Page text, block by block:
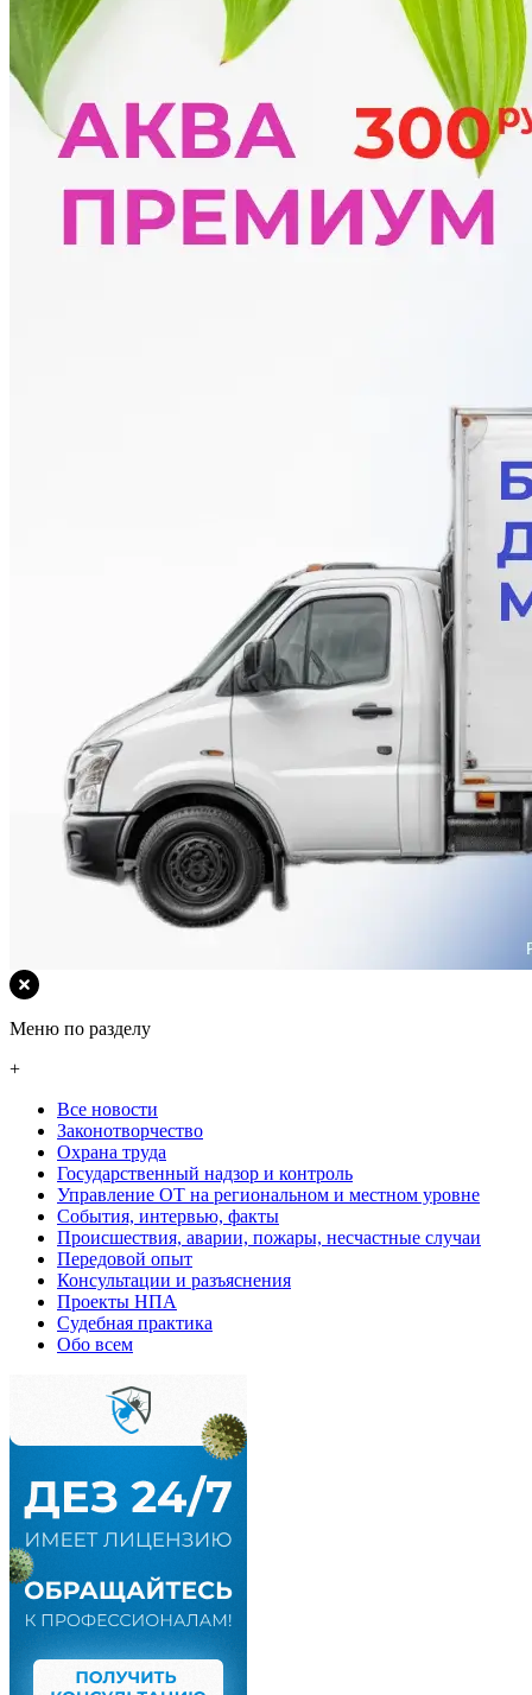
Меню по разделу
+
Все новости
Законотворчество
Охрана труда
Государственный надзор и контроль
Управление ОТ на региональном и местном уровне
События, интервью, факты
Происшествия, аварии, пожары, несчастные случаи
Передовой опыт
Консультации и разъяснения
Проекты НПА
Судебная практика
Обо всем